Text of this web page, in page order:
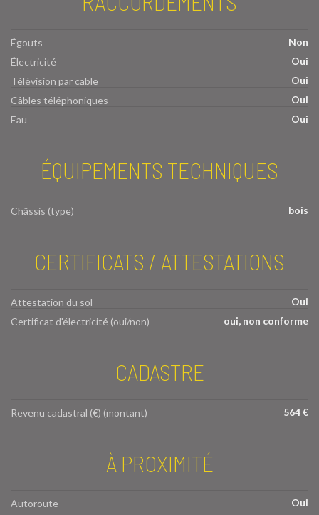
Égouts
Non
Électricité
Oui
Télévision par cable
Oui
Câbles téléphoniques
Oui
Eau
Oui
ÉQUIPEMENTS TECHNIQUES
Châssis (type) bois
CERTIFICATS / ATTESTATIONS
Attestation du sol
Oui
Certificat d'électricité (oui/non)
oui, non conforme
CADASTRE
Revenu cadastral (€) (montant) 564 €
À PROXIMITÉ
Autoroute Oui